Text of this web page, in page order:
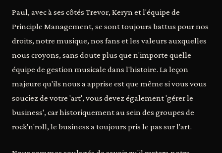
Paul, avec à ses côtés Trevor, Keryn et l'équipe de
Principle Management, se sont toujours battus pour nos
droits, notre musique, nos fans et les valeurs auxquelles
nous croyons, sans doute plus que n'importe quelle
équipe de gestion musicale dans l'histoire. La leçon
majeure qu'ils nous a apprise est que même si vous vous
souciez de votre 'art', vous devez également 'gérer le
business', car historiquement au sein des groupes de
rock'n'roll, le business a toujours pris le pas sur l'art.